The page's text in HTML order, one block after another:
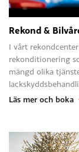
Rekond &
I vårt
rekonditionering
mängd olika
Läs mer och boka